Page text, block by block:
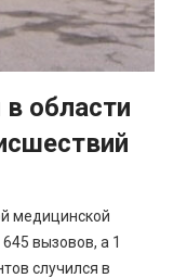
области
медицинской
вызовов, а 1
случился в